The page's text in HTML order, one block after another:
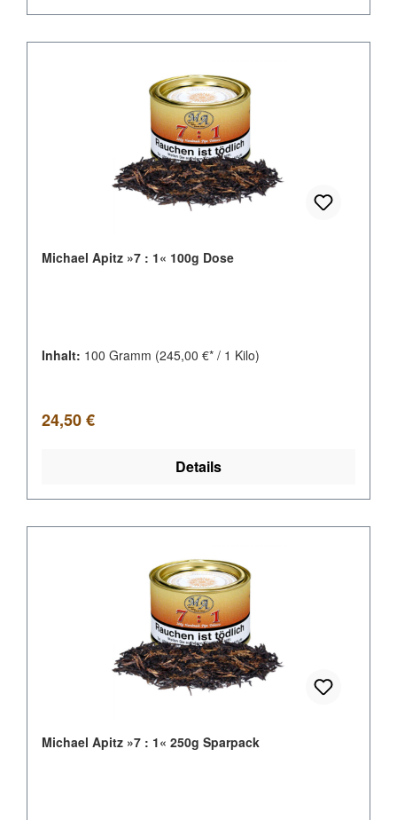
Michael Apitz »7 : 1« 100g Dose
Inhalt: 100 Gramm (245,00 €* / 1 Kilo)
Regulärer Preis:
24,50 €
Details
Michael Apitz »7 : 1« 250g Sparpack